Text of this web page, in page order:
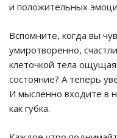
и положительных
Вспомните, когда вы
умиротворенно,
клеточкой тела
состояние? А теперь
И мысленно входите в
как губка.